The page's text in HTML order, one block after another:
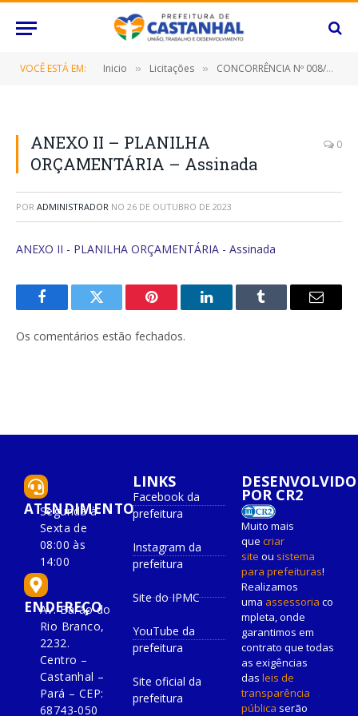
VOCÊ ESTÁ EM: Inicio » Licitações » CONCORRÊNCIA Nº 008/2023 (Contratação de empresa especializada para os serviços de cortes e podas de árvores, capinação manual e mecanizada de terrenos, escolas, postos de saúde e logradouros públicos localizados no perímetro urbano e rural deste Município de Castanhal/Pará, por um período de 12 (doze) meses)
ANEXO II – PLANILHA
ORÇAMENTÁRIA – Assinada
0
POR ADMINISTRADOR NO 26 DE OUTUBRO DE 2023
ANEXO II - PLANILHA ORÇAMENTÁRIA - Assinada
FacebookTwitter Pinterest O
Tumblr
E-
Os comentários estão fechados.
ATENDIMENTO
Segunda à
Sexta de
08:00 às
14:00
ENDEREÇO
Av. Barão do
Rio Branco,
2232.
Centro –
Castanhal –
Pará – CEP:
68743-050
LINKS
Facebook da
prefeitura
Instagram da
prefeitura
Site do IPMC
YouTube da
prefeitura
Site oficial da
prefeitura
DESENVOLVIDO
POR CR2
Muito mais
que criar
site ou sistema
para prefeituras!
Realizamos
uma assessoria co
mpleta, onde
garantimos em
contrato que todas
as exigências
das leis de
transparência
pública serão